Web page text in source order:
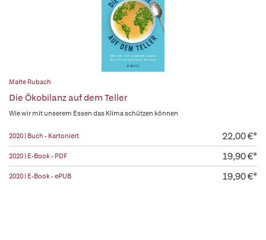
Malte Rubach
Die Ökobilanz auf dem Teller
Wie wir mit unserem Essen das Klima schützen können
2020 | Buch - Kartoniert 22,00 €*
2020 | E-Book - PDF 19,90 €*
2020 | E-Book - ePUB 19,90 €*